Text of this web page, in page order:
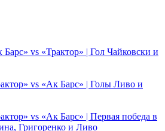
vs «Трактор» | Гол Чайковски и
vs «Ак Барс» | Голы Ливо и
vs «Ак Барс» | Первая победа в
Григоренко и Ливо